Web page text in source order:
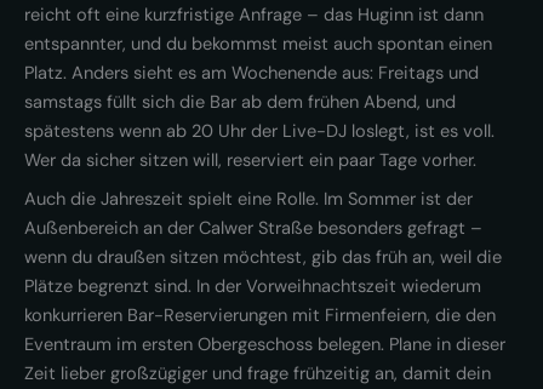
reicht oft eine kurzfristige Anfrage – das Huginn ist dann
entspannter, und du bekommst meist auch spontan einen
Platz. Anders sieht es am Wochenende aus: Freitags und
samstags füllt sich die Bar ab dem frühen Abend, und
spätestens wenn ab 20 Uhr der Live-DJ loslegt, ist es voll.
Wer da sicher sitzen will, reserviert ein paar Tage vorher.
Auch die Jahreszeit spielt eine Rolle. Im Sommer ist der
Außenbereich an der Calwer Straße besonders gefragt –
wenn du draußen sitzen möchtest, gib das früh an, weil die
Plätze begrenzt sind. In der Vorweihnachtszeit wiederum
konkurrieren Bar-Reservierungen mit Firmenfeiern, die den
Eventraum im ersten Obergeschoss belegen. Plane in dieser
Zeit lieber großzügiger und frage frühzeitig an, damit dein